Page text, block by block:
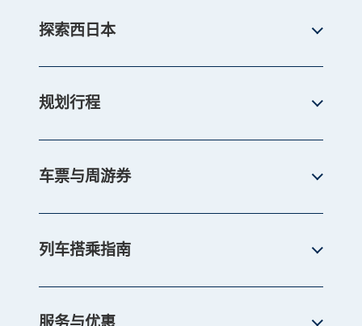
探索西日本
规划行程
车票与周游券
列车搭乘指南